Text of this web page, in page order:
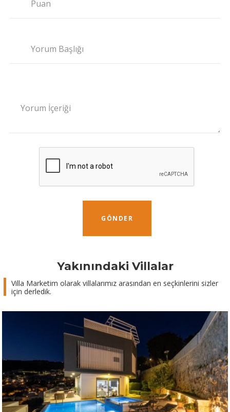
Puan
Yorum Başlığı
Yorum İçeriği
GÖNDER
Yakınındaki Villalar
Villa Marketim olarak villalarımız arasından en seçkinlerini sizler
için derledik.